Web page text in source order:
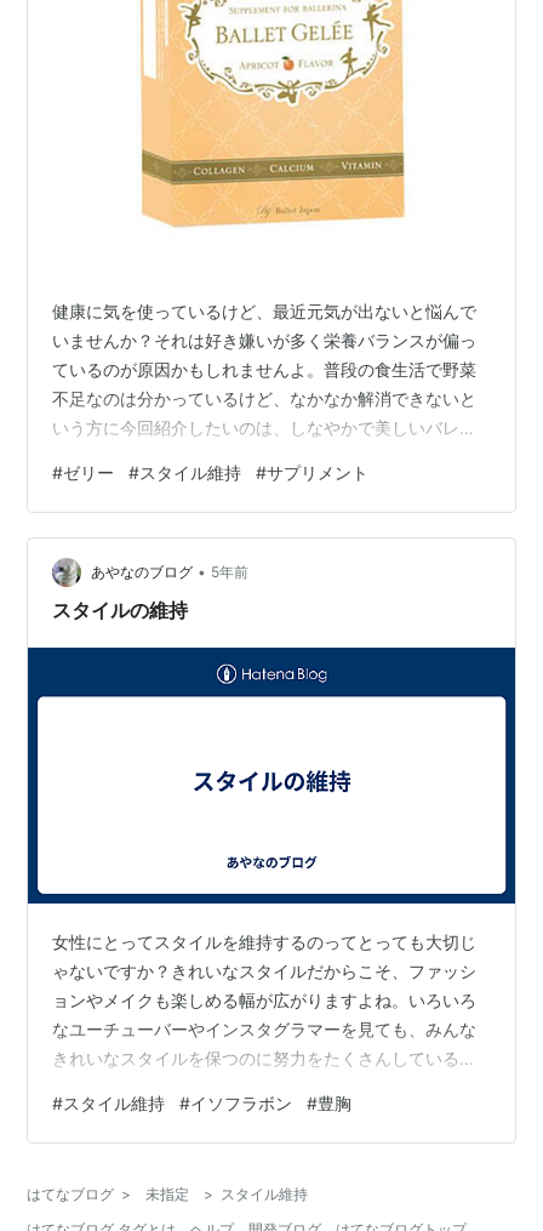
健康に気を使っているけど、最近元気が出ないと悩んで
いませんか？それは好き嫌いが多く栄養バランスが偏っ
ているのが原因かもしれませんよ。普段の食生活で野菜
不足なのは分かっているけど、なかなか解消できないと
いう方に今回紹介したいのは、しなやかで美しいバレリ
レ】です。バレリーナのためのサプリメント【バレエ・
ジュレ】 体型維持やダイエットのため、たくさん食べる
ことの出来ないバレリーナの方々。毎日長時間の練習を
行うには十分な栄養を取らないといけないのですが、練
習の時に食べると体が重くて動きにくくなることもしば
#ゼリー #スタイル維持 #サプリメント
あやなのブログ • 5年前
スタイルの維持
女性にとってスタイルを維持するのってとっても大切じ
ゃないですか？きれいなスタイルだからこそ、ファッシ
ョンやメイクも楽しめる幅が広がりますよね。いろいろ
なユーチューバーやインスタグラマーを見ても、みんな
きれいなスタイルを保つのに努力をたくさんしているの
るので、スタイルにはこだわりたいと思っています。食
事は野菜とタンパク質を多めに食べるようにしたり、食
います。 運動も休みの日にはするようになりました。ジ
#スタイル維持 #イソフラボン #豊胸
はてなブログ > 未指定 > スタイル維持